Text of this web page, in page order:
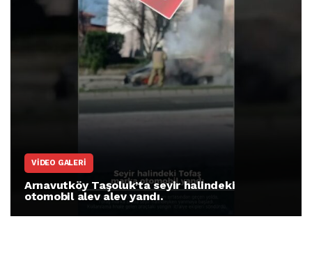
ARNAVUTKÖY
Arnavutköy İmrahor Mahallesi sakinleri
protesto gösterisi düzenledi